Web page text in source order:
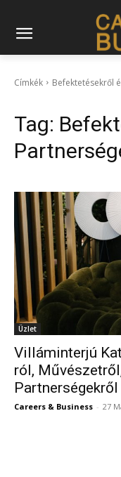
Címkék Befektetésekről
Tag:
Üzlet
Villáminterjú
ról,
Partnerségekről
Careers & Business - 27